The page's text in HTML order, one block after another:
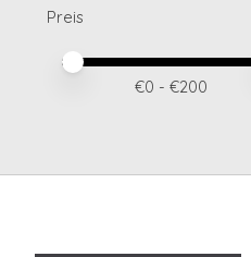
Preis
Preis – Mindestwert
Price maximum value
€0 - €200